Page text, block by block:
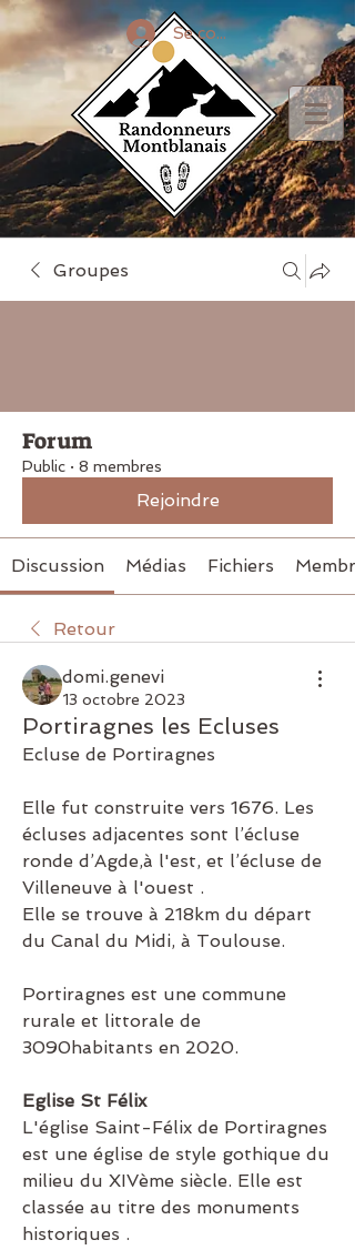
Se connecter
Groupes
Forum
Public · 8 membres
Rejoindre
Discussion Médias Fichiers
Retour
domi.genevi
13 octobre 2023
Portiragnes les Ecluses
Ecluse de Portiragnes
Elle fut construite vers 1676. Les
écluses adjacentes sont l’écluse
ronde d’Agde,à l'est, et l’écluse de
Villeneuve à l'ouest .
Elle se trouve à 218km du départ
du Canal du Midi, à Toulouse.
Portiragnes est une commune
rurale et littorale de
3090habitants en 2020.
Eglise St Félix
L'église Saint-Félix de Portiragnes
est une église de style gothique du
milieu du XIVème siècle. Elle est
classée au titre des monuments
historiques .